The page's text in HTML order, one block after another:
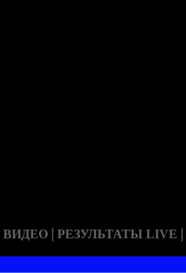
ВИДЕО | РЕЗУЛЬТАТЫ LIVE |